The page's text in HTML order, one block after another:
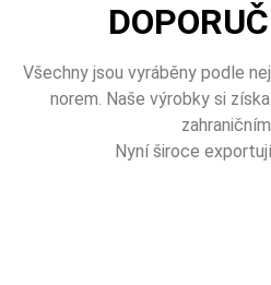
Všechny jsou vyráběny podle
norem. Naše výrobky si
Nyní široce